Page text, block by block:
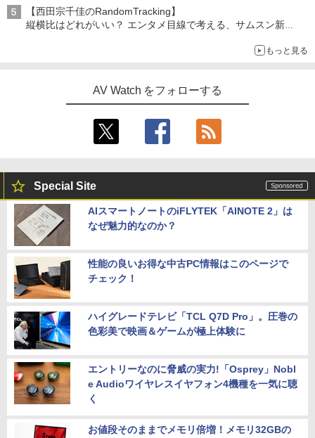
【西田宗千佳のRandomTracking】
縦横比はどれがいい？ エンタメ目線で考える、サムスン新
もっと見る
AV Watch をフォローする
Special Site
AIスマートノートのiFLYTEK「AINOTE 2」は
なぜ魅力的なのか？
性能の良いお得な中古PC情報はこのページで
チェック！
ハイグレードテレビ「TCL Q7D Pro」。圧巻の
色彩美で映画＆ゲームが極上体験に
エントリーなのに脅威の実力!「Osprey」Nobl
e Audioワイヤレスイヤフォン4機種を一気に聴
く
お値段そのままでメモリ倍増！メモリ32GBの